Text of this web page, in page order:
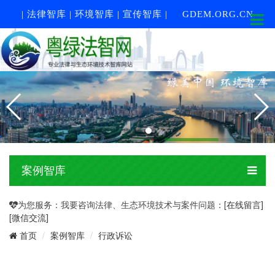
| 法律智库 | 环境智库 | 宣传智库 | GDEM.ORG.CN
案例智库
为您服务：我要咨询法律、生态环境技术与案件问题： [在线留言]
[微信交流]
首页 案例智库 行政诉讼